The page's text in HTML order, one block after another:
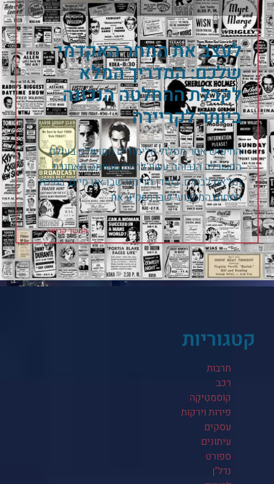
לעצב את המחר האקדמי
שלכם: המדריך המלא
לקבלת ההחלטה הנכונה
ביותר לקריירה
החיפוש אחר מסלול הלימודים המושלם בעולם
ההשכלה הגבוהה עשוי להיות משימה מאתגרת
ומלאת לבטים. בעידן הדינמי שבו אנו חיים, בחירת
התחום המקצועי שבו נשקיע את
המשך קריאה » 26 ביוני 2026
קטגוריות
תרבות
רכב
קוֹסמֵטִיקָה
פירות וירקות
עסקים
עיתונים
ספורט
נדל"ן